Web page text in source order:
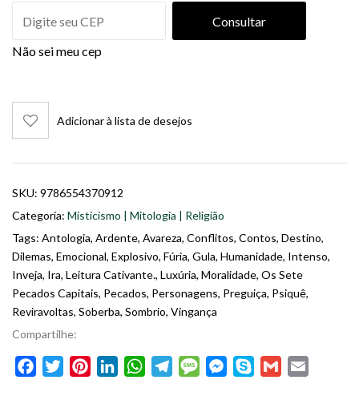
Consultar
Não sei meu cep
Adicionar à lista de desejos
SKU: 9786554370912
Categoria: Misticismo | Mitologia | Religião
Tags: Antologia, Ardente, Avareza, Conflitos, Contos, Destino,
Dilemas, Emocional, Explosivo, Fúria, Gula, Humanidade, Intenso,
Inveja, Ira, Leitura Cativante., Luxúria, Moralidade, Os Sete
Pecados Capitais, Pecados, Personagens, Preguiça, Psiquê,
Reviravoltas, Soberba, Sombrio, Vingança
Compartilhe:
FacebookTwitterPinterestLinkedInWhatsAppTelegramMessageMessenger
Skype Gmail